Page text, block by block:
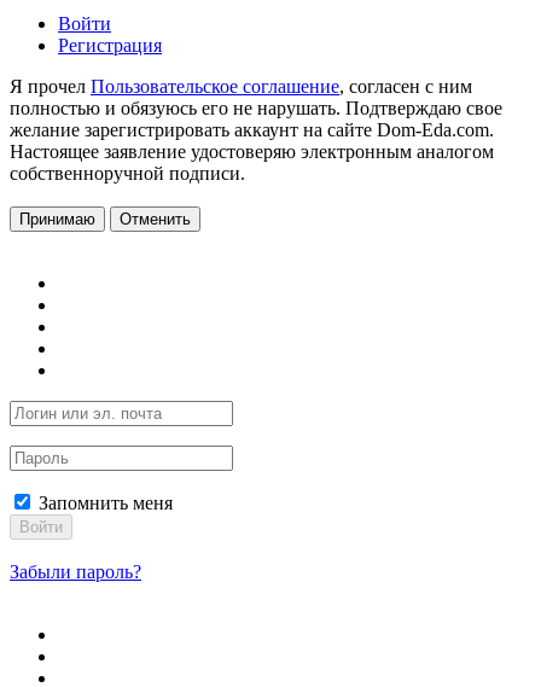
Войти
Регистрация
Я прочел Пользовательское соглашение, согласен с ним
полностью и обязуюсь его не нарушать. Подтверждаю свое
желание зарегистрировать аккаунт на сайте Dom-Eda.com.
Настоящее заявление удостоверяю электронным аналогом
собственноручной подписи.
Принимаю Отменить
Запомнить меня
Войти
Забыли пароль?